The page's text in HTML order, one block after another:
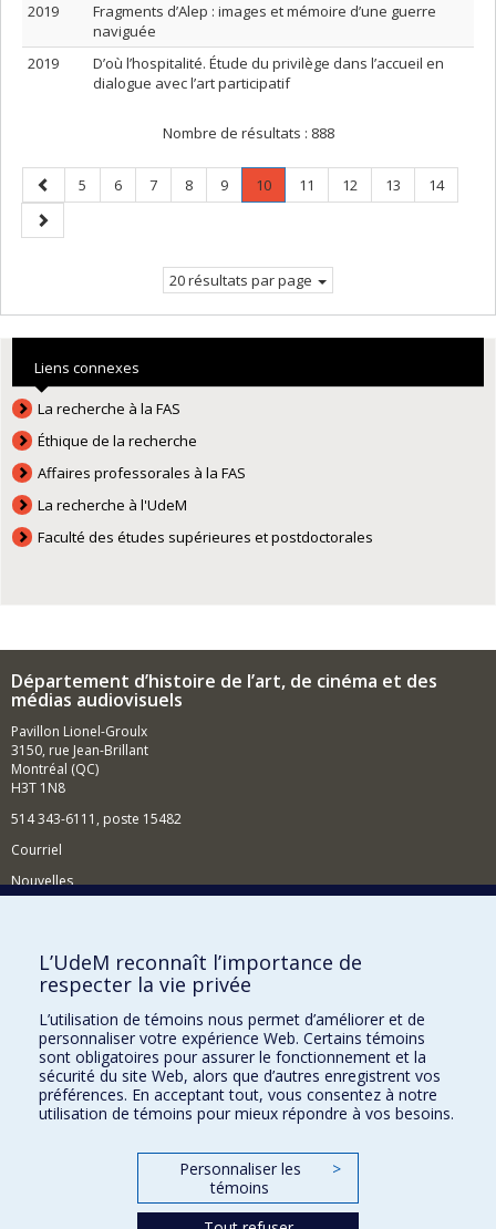
2019
Fragments d’Alep : images et mémoire d’une guerre
naviguée
2019
D’où l’hospitalité. Étude du privilège dans l’accueil en
dialogue avec l’art participatif
Nombre de résultats : 888
Page
précédente
Page
5 Page
6 Page
7 Page
8 Page
9 Page
10.
Page
Page
11 Page
12 Page
13 Page
14
Page
suivante
20 résultats par page
Liens connexes
La recherche à la FAS
Éthique de la recherche
Affaires professorales à la FAS
La recherche à l'UdeM
Faculté des études supérieures et postdoctorales
Département d’histoire de l’art, de cinéma et des
médias audiovisuels
Pavillon Lionel-Groulx
3150, rue Jean-Brillant
Montréal (QC)
H3T 1N8
514 343-6111, poste 15482
Courriel
Nouvelles
Comment soutenir le Département?
BESOIN D'AIDE?
Plan du site
Signaler une erreur
Accessibilité
FACULTÉ DES ARTS ET DES SCIENCES
Nos départements et écoles
L’UdeM reconnaît l’importance de
respecter la vie privée
L’utilisation de témoins nous permet d’améliorer et de
personnaliser votre expérience Web. Certains témoins
sont obligatoires pour assurer le fonctionnement et la
sécurité du site Web, alors que d’autres enregistrent vos
préférences. En acceptant tout, vous consentez à notre
utilisation de témoins pour mieux répondre à vos besoins.
Personnaliser les
témoins
>